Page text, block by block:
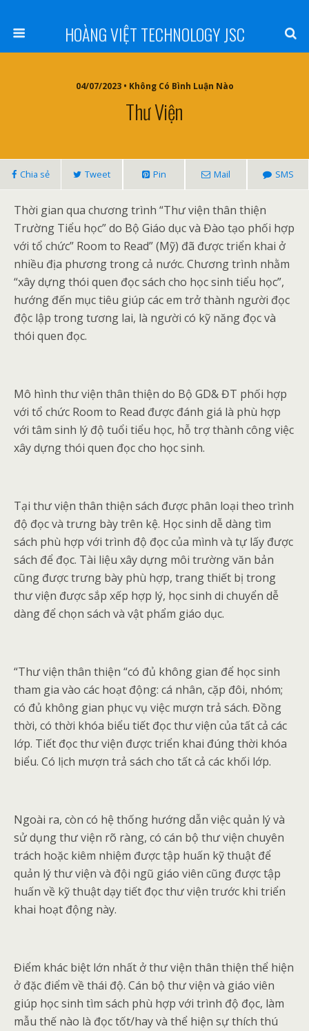
HOÀNG VIỆT TECHNOLOGY JSC
04/07/2023 • Không Có Bình Luận Nào
Thư Viện
Chia sẻ Tweet Pin Mail SMS
Thời gian qua chương trình “Thư viện thân thiện
Trường Tiểu học” do Bộ Giáo dục và Đào tạo phối hợp
với tổ chức” Room to Read” (Mỹ) đã được triển khai ở
nhiều địa phương trong cả nước. Chương trình nhằm
“xây dựng thói quen đọc sách cho học sinh tiểu học”,
hướng đến mục tiêu giúp các em trở thành người đọc
độc lập trong tương lai, là người có kỹ năng đọc và
thói quen đọc.
Mô hình thư viện thân thiện do Bộ GD& ĐT phối hợp
với tổ chức Room to Read được đánh giá là phù hợp
với tâm sinh lý độ tuổi tiểu học, hỗ trợ thành công việc
xây dựng thói quen đọc cho học sinh.
Tại thư viện thân thiện sách được phân loại theo trình
độ đọc và trưng bày trên kệ. Học sinh dễ dàng tìm
sách phù hợp với trình độ đọc của mình và tự lấy được
sách để đọc. Tài liệu xây dựng môi trường văn bản
cũng được trưng bày phù hợp, trang thiết bị trong
thư viện được sắp xếp hợp lý, học sinh di chuyển dễ
dàng để chọn sách và vật phẩm giáo dục.
“Thư viện thân thiện “có đủ không gian để học sinh
tham gia vào các hoạt động: cá nhân, cặp đôi, nhóm;
có đủ không gian phục vụ việc mượn trả sách. Đồng
thời, có thời khóa biểu tiết đọc thư viện của tất cả các
lớp. Tiết đọc thư viện được triển khai đúng thời khóa
biểu. Có lịch mượn trả sách cho tất cả các khối lớp.
Ngoài ra, còn có hệ thống hướng dẫn việc quản lý và
sử dụng thư viện rõ ràng, có cán bộ thư viện chuyên
trách hoặc kiêm nhiệm được tập huấn kỹ thuật để
quản lý thư viện và đội ngũ giáo viên cũng được tập
huấn về kỹ thuật dạy tiết đọc thư viện trước khi triển
khai hoạt động này.
Điểm khác biệt lớn nhất ở thư viện thân thiện thể hiện
ở đặc điểm về thái độ. Cán bộ thư viện và giáo viên
giúp học sinh tìm sách phù hợp với trình độ đọc, làm
mẫu thế nào là đọc tốt/hay và thể hiện sự thích thú